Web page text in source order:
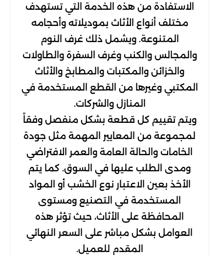
الاستفادة من هذه الخدمة التي تستهدف
مختلف أنواع الأثاث بموديلاته وأحجامه
المتنوعة. ويشمل ذلك غرف النوم
والمجالس والكنب وغرف السفرة والطاولات
والخزائن والمكتبات والمطابخ والأثاث
المكتبي وغيرها من القطع المستخدمة في
المنازل والشركات.
ويتم تقييم كل قطعة بشكل منفصل وفقاً
لمجموعة من المعايير المهمة مثل جودة
الخامات والحالة العامة والعمر الافتراضي
ومدى الطلب عليها في السوق. كما يتم
الأخذ بعين الاعتبار نوع الخشب أو المواد
المستخدمة في التصنيع ومستوى
المحافظة على الأثاث، حيث تؤثر هذه
العوامل بشكل مباشر على السعر النهائي
المقدم للعميل.